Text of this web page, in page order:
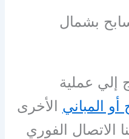
بشمال
إلي عملية
أو المباني الأخرى
الاتصال الفوري